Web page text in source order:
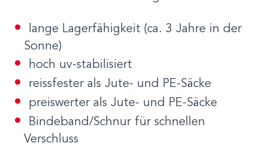
lange Lagerfähigkeit (ca. 3 Jahre in der
Sonne)
hoch uv-stabilisiert
reissfester als Jute- und PE-Säcke
preiswerter als Jute- und PE-Säcke
Bindeband/Schnur für schnellen
Verschluss